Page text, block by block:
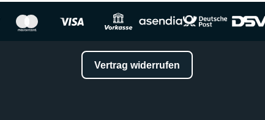
Vertrag widerrufen